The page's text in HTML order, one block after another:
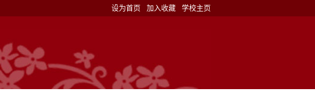
设为首页 加入收藏 学校主页